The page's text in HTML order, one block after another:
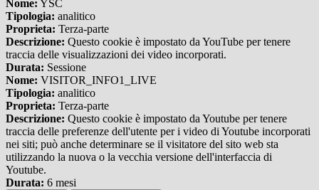
Nome: YSC
Tipologia: analitico
Proprieta: Terza-parte
Descrizione: Questo cookie è impostato da YouTube per tenere
traccia delle visualizzazioni dei video incorporati.
Durata: Sessione
Nome: VISITOR_INFO1_LIVE
Tipologia: analitico
Proprieta: Terza-parte
Descrizione: Questo cookie è impostato da Youtube per tenere
traccia delle preferenze dell'utente per i video di Youtube incorporati
nei siti; può anche determinare se il visitatore del sito web sta
utilizzando la nuova o la vecchia versione dell'interfaccia di
Youtube.
Durata: 6 mesi